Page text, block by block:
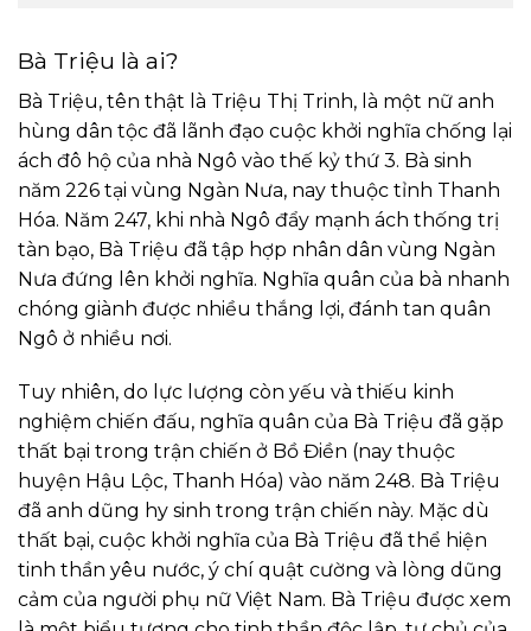
Bà Triệu là ai?
Bà Triệu, tên thật là Triệu Thị Trinh, là một nữ anh
hùng dân tộc đã lãnh đạo cuộc khởi nghĩa chống lại
ách đô hộ của nhà Ngô vào thế kỷ thứ 3. Bà sinh
năm 226 tại vùng Ngàn Nưa, nay thuộc tỉnh Thanh
Hóa. Năm 247, khi nhà Ngô đẩy mạnh ách thống trị
tàn bạo, Bà Triệu đã tập hợp nhân dân vùng Ngàn
Nưa đứng lên khởi nghĩa. Nghĩa quân của bà nhanh
chóng giành được nhiều thắng lợi, đánh tan quân
Ngô ở nhiều nơi.
Tuy nhiên, do lực lượng còn yếu và thiếu kinh
nghiệm chiến đấu, nghĩa quân của Bà Triệu đã gặp
thất bại trong trận chiến ở Bồ Điền (nay thuộc
huyện Hậu Lộc, Thanh Hóa) vào năm 248. Bà Triệu
đã anh dũng hy sinh trong trận chiến này. Mặc dù
thất bại, cuộc khởi nghĩa của Bà Triệu đã thể hiện
tinh thần yêu nước, ý chí quật cường và lòng dũng
cảm của người phụ nữ Việt Nam. Bà Triệu được xem